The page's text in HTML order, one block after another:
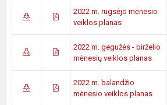
2022 m. rugsėjo mėnesio
veiklos planas
2022 m. gegužės - birželio
mėnesių veiklos planas
2022 m. balandžio
mėnesio veiklos planas